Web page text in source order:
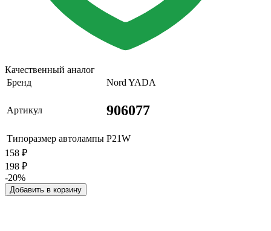
Качественный аналог
Бренд
Nord YADA
Артикул 906077
Типоразмер автолампы P21W
158 ₽
198 ₽
-20%
Добавить в корзину